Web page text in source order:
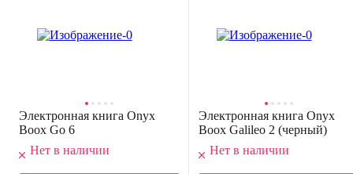
Электронная книга Onyx
Boox Go 6
Нет в наличии
Электронная книга Onyx
Boox Galileo 2 (черный)
Нет в наличии